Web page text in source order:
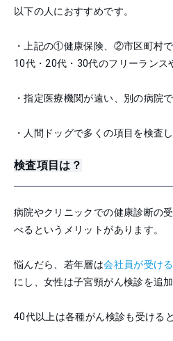
以下の人におすすめです。
・上記の①健康保険、②市区町村
10代・20代・30代のフリーランス
・指定医療機関が遠い、別の病院
・人間ドッグで多くの項目を検査
検査項目は？
病院やクリニックでの健康診断の
べるというメリットがあります。
悩んだら、若年層は会社員が受け
にし、女性は子宮頸がん検診を追
40代以上は各種がん検診も受ける